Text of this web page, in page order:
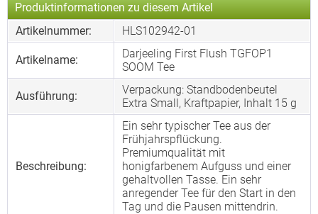
Produktinformationen zu diesem Artikel
Artikelnummer:
HLS102942-01
Artikelname:
Darjeeling First Flush TGFOP1
SOOM Tee
Ausführung:
Verpackung: Standbodenbeutel
Extra Small, Kraftpapier, Inhalt 15 g
Beschreibung:
Ein sehr typischer Tee aus der
Frühjahrspflückung.
Premiumqualität mit
honigfarbenem Aufguss und einer
gehaltvollen Tasse. Ein sehr
anregender Tee für den Start in den
Tag und die Pausen mittendrin.